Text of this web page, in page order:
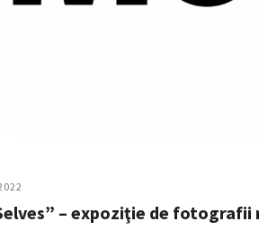
– expoziţie de